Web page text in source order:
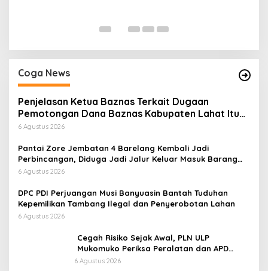
Coga News
Penjelasan Ketua Baznas Terkait Dugaan
Pemotongan Dana Baznas Kabupaten Lahat Itu
Tidak Benar
6 Agustus 2026
Pantai Zore Jembatan 4 Barelang Kembali Jadi
Perbincangan, Diduga Jadi Jalur Keluar Masuk Barang
Tanpa Dokumen Kepabeanan, Nama Berinisial WL
di Kawasan Pesisir
6 Agustus 2026
DPC PDI Perjuangan Musi Banyuasin Bantah Tuduhan
Kepemilikan Tambang Ilegal dan Penyerobotan Lahan
6 Agustus 2026
Cegah Risiko Sejak Awal, PLN ULP
Mukomuko Periksa Peralatan dan APD
Petugas secara Rutin
6 Agustus 2026